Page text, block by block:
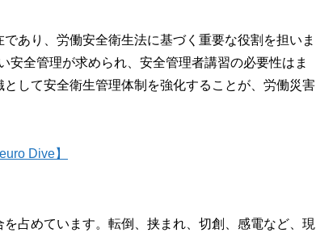
あり、労働安全衛生法に基づく重要な役割を担いま
全管理が求められ、安全管理者講習の必要性はま
して安全衛生管理体制を強化することが、労働災害
Dive】
占めています。転倒、挟まれ、切創、感電など、現